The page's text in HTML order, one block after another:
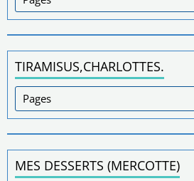
TIRAMISUS,CHARLOTTES.
MES DESSERTS (MERCOTTE)